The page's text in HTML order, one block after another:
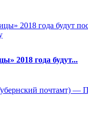
2018 года будут...